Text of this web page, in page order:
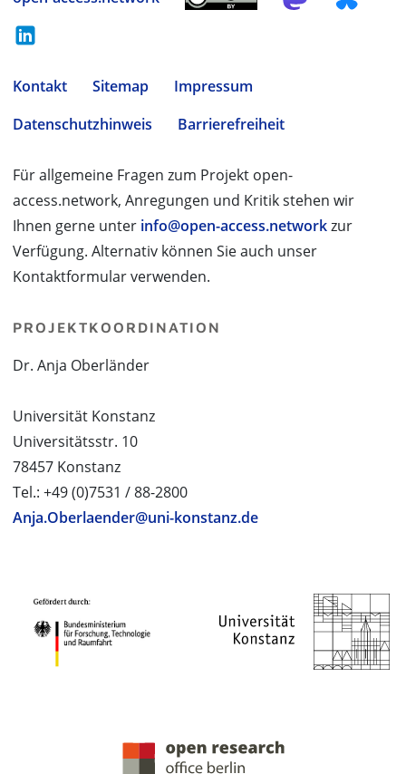
Kontakt Sitemap
Impressum
Datenschutzhinweis
Barrierefreiheit
Für allgemeine Fragen zum Projekt open-
access.network, Anregungen und Kritik stehen wir
Ihnen gerne unter info@open-access.networkzur
Verfügung. Alternativ können Sie auch unser
Kontaktformular verwenden.
PROJEKTKOORDINATION
Dr. Anja Oberländer
Universität Konstanz
Universitätsstr. 10
78457 Konstanz
Tel.: +49 (0)7531 / 88-2800
Anja.Oberlaender@uni-konstanz.de